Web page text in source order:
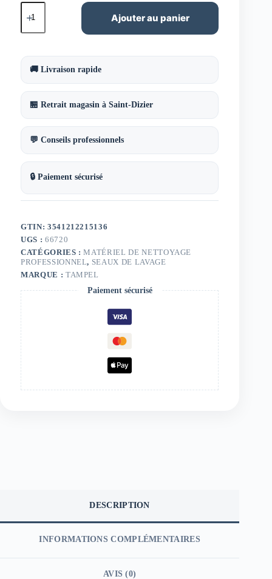
quantité
de
L
vert
Ajouter au panier
🚚 Livraison rapide
🏪 Retrait magasin à Saint-Dizier
💬 Conseils professionnels
🔒 Paiement sécurisé
GTIN: 3541212215136
UGS : 66720
CATÉGORIES :MATÉRIEL DE NETTOYAGE
PROFESSIONNEL, SEAUX DE LAVAGE
MARQUE : TAMPEL
Paiement sécurisé
DESCRIPTION
INFORMATIONS COMPLÉMENTAIRES
AVIS (0)